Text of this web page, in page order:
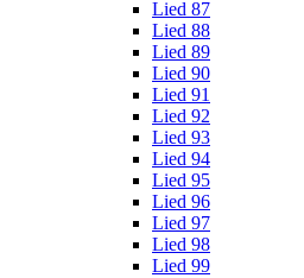
Lied 87
Lied 88
Lied 89
Lied 90
Lied 91
Lied 92
Lied 93
Lied 94
Lied 95
Lied 96
Lied 97
Lied 98
Lied 99